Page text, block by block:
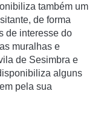
também um
de forma
de interesse do
muralhas e
de Sesimbra e
alguns
pela sua